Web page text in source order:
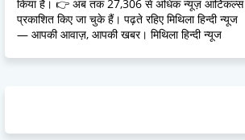
किया है। 👉 अब तक 27,306 से अधिक न्यूज़ आर्टिकल्स
प्रकाशित किए जा चुके हैं। पढ़ते रहिए मिथिला हिन्दी न्यूज
— आपकी आवाज़, आपकी खबर। मिथिला हिन्दी न्यूज